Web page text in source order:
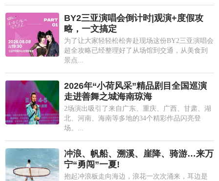
BY2三亚演唱会倒计时|观演+度假攻
略，一文搞定
为了让大家轻轻松松奔赴现场这份BY2三亚演唱会
超全攻略已经整理好了从场馆到交通，从美食到
景点...
2026年“小荷风采”精品剧目全国巡演
走进善舞之城海南琼海
2场演出吸引了来自广东、重庆、广西、甘肃、湖
北、河南、海南等多地的34个精彩作品闪亮登
场。...
冲浪、帆船、溯溪、崖降、骑游…来万
宁“勇闯”一夏!
抱起冲浪板走向海边，浪花一次次涌来，耳边是